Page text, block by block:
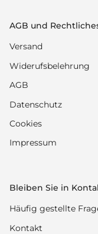
AGB und
Versand
Widerufsbelehrung
AGB
Datenschutz
Cookies
Impressum
Bleiben Sie in
Häufig gestellte
Kontakt